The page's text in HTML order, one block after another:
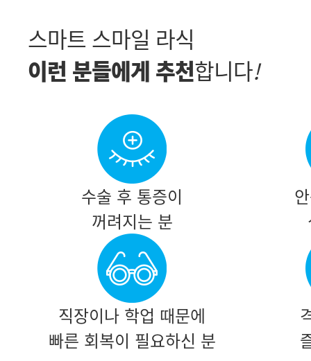
스마트 스마일 라식
이런 분들에게 추천합니다!
수술 후 통증이
꺼려지는 분
직장이나 학업 때문에
빠른 회복이 필요하신 분